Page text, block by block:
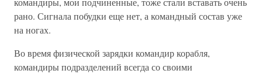
рано. Сигнала побудки еще нет, а командный состав уже
на ногах.
Во время физической зарядки командир корабля,
командиры подразделений всегда со своими